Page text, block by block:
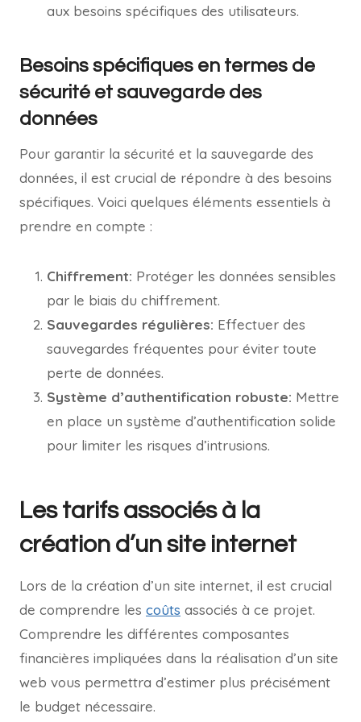
aux besoins spécifiques des utilisateurs.
Besoins spécifiques en termes de
sécurité et sauvegarde des
données
Pour garantir la sécurité et la sauvegarde des
données, il est crucial de répondre à des besoins
spécifiques. Voici quelques éléments essentiels à
prendre en compte :
Chiffrement: Protéger les données sensibles
par le biais du chiffrement.
Sauvegardes régulières: Effectuer des
sauvegardes fréquentes pour éviter toute
perte de données.
Système d’authentification robuste: Mettre
en place un système d’authentification solide
pour limiter les risques d’intrusions.
Les tarifs associés à la
création d’un site internet
Lors de la création d’un site internet, il est crucial
de comprendre les coûts associés à ce projet.
Comprendre les différentes composantes
financières impliquées dans la réalisation d’un site
web vous permettra d’estimer plus précisément
le budget nécessaire.